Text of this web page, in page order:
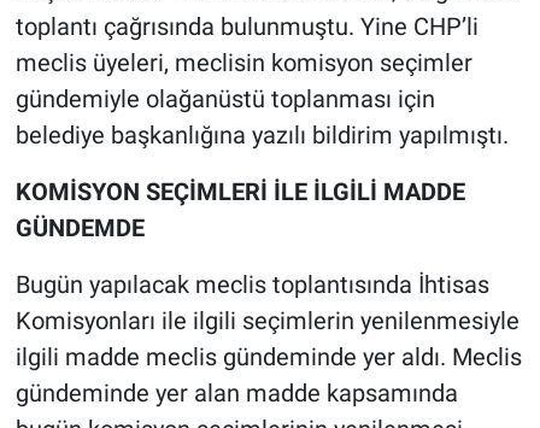
toplantı çağrısında bulunmuştu. Yine CHP’li
meclis üyeleri, meclisin komisyon seçimler
gündemiyle olağanüstü toplanması için
belediye başkanlığına yazılı bildirim yapılmıştı.
KOMİSYON SEÇİMLERİ İLE İLGİLİ MADDE
GÜNDEMDE
Bugün yapılacak meclis toplantısında İhtisas
Komisyonları ile ilgili seçimlerin yenilenmesiyle
ilgili madde meclis gündeminde yer aldı. Meclis
gündeminde yer alan madde kapsamında